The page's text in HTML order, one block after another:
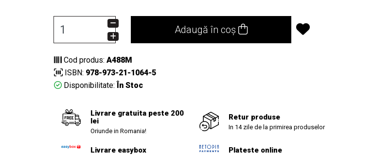
Adaugă în coș
Cod produs: A488M
ISBN: 978-973-21-1064-5
Disponibilitate: În Stoc
Livrare gratuita peste 200
lei
Oriunde in Romania!
Retur produse
In 14 zile de la primirea produselor
Livrare easybox Plateste online